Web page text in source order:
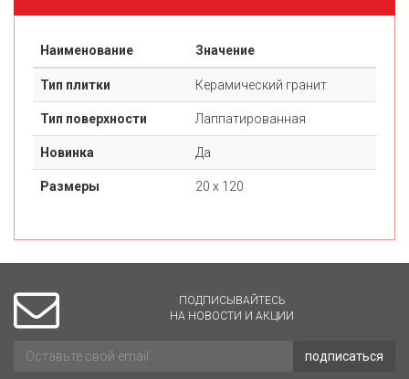
Наименование Значение
Тип плитки Керамический гранит
Тип поверхности Лаппатированная
Новинка Да
Размеры 20 х 120
ПОДПИСЫВАЙТЕСЬ
НА НОВОСТИ И АКЦИИ
подписаться